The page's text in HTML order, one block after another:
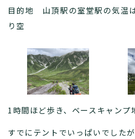
目的地 山頂駅の室堂駅の気
り空
1時間ほど歩き、ベースキャンプ
すでにテントでいっぱいでしたが